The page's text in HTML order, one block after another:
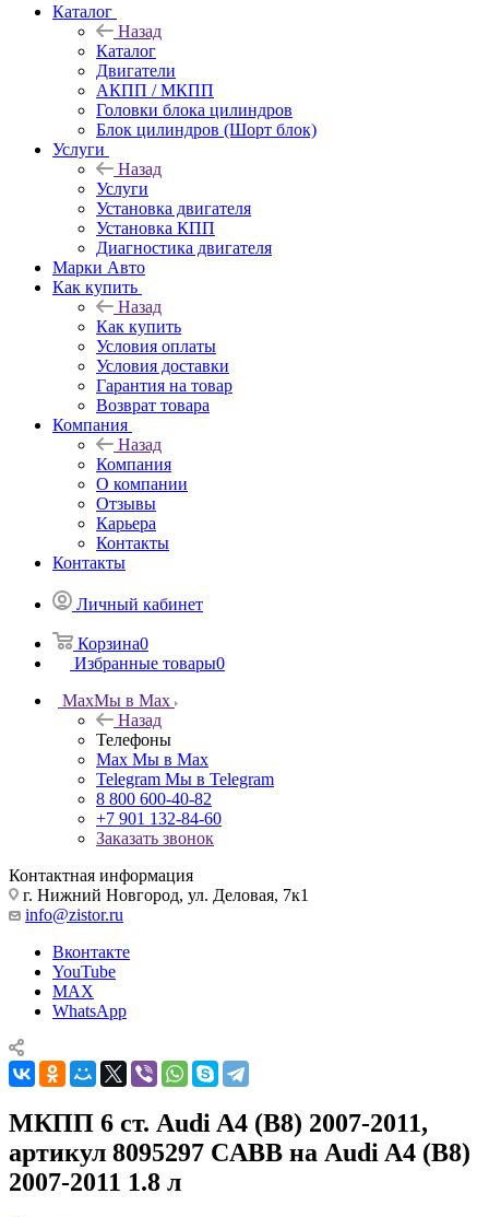
Каталог
Назад
Каталог
Двигатели
АКПП / МКПП
Головки блока цилиндров
Блок цилиндров (Шорт блок)
Услуги
Назад
Услуги
Установка двигателя
Установка КПП
Диагностика двигателя
Марки Авто
Как купить
Назад
Как купить
Условия оплаты
Условия доставки
Гарантия на товар
Возврат товара
Компания
Назад
Компания
О компании
Отзывы
Карьера
Контакты
Контакты
Личный кабинет
Корзина0
Избранные товары0
MaxМы в Max
Назад
Телефоны
Max Мы в Max
Telegram Мы в Telegram
8 800 600-40-82
+7 901 132-84-60
Заказать звонок
Контактная информация
г. Нижний Новгород, ул. Деловая, 7к1
info@zistor.ru
Вконтакте
YouTube
MAX
WhatsApp
МКПП 6 ст. Audi A4 (B8) 2007-2011,
артикул 8095297 CABB на Audi A4 (B8)
2007-2011 1.8 л